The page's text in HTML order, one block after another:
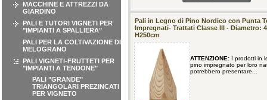
MACCHINE E ATTREZZI DA
GIARDINO
PALI E TUTORI VIGNETI PER
"IMPIANTI A SPALLIERA"
PALI PER LA COLTIVAZIONE DI
MELOGRANO
PALI VIGNETI-FRUTTETI PER
"IMPIANTI A TENDONE"
PALI "GRANDE"
TRIANGOLARI PREZINCATI
PER VIGNETO
Pali in Legno di Pino Nordico con Punta
Impregnati- Trattati Classe III - Diametro:
H250cm
ATTENZIONE: I prodotti in
pino impregnato per loro
potrebbero presentare...